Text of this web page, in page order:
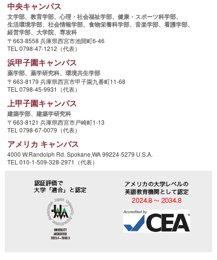
中央キャンパス
文学部、 教育学部、 心理・社会福祉学部、 健康・スポーツ科学部、
生活環境学部、 社会情報学部、 食物栄養科学部、 音楽学部、 看護学部、
経営学部、 大学院、 専攻科
〒663-8558 兵庫県西宮市池開町6-46
TEL 0798-47-1212（代表）
浜甲子園キャンパス
薬学部、 薬学研究科、 環境共生学部
〒663-8179 兵庫県西宮市甲子園九番町11-68
TEL 0798-45-9931（代表）
上甲子園キャンパス
建築学部、 建築学研究科
〒663-8121 兵庫県西宮市戸崎町1-13
TEL 0798-67-0079（代表）
アメリカ キャンパス
4000 W.Randolph Rd. Spokane,WA 99224-5279 U.S.A.
TEL 010-1-509-328-2971（代表）